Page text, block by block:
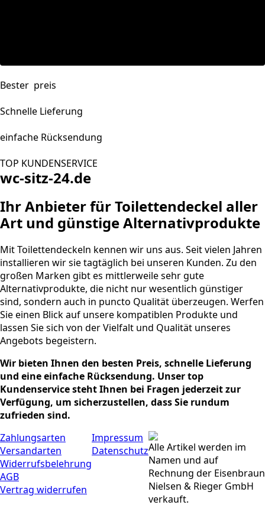
Bester preis
Schnelle Lieferung
einfache Rücksendung
TOP KUNDENSERVICE
wc-sitz-24.de
Ihr Anbieter für Toilettendeckel aller
Art und günstige Alternativprodukte
Mit Toilettendeckeln kennen wir uns aus. Seit vielen Jahren
installieren wir sie tagtäglich bei unseren Kunden. Zu den
großen Marken gibt es mittlerweile sehr gute
Alternativprodukte, die nicht nur wesentlich günstiger
sind, sondern auch in puncto Qualität überzeugen. Werfen
Sie einen Blick auf unsere kompatiblen Produkte und
lassen Sie sich von der Vielfalt und Qualität unseres
Angebots begeistern.
Wir bieten Ihnen den besten Preis, schnelle Lieferung
und eine einfache Rücksendung. Unser top
Kundenservice steht Ihnen bei Fragen jederzeit zur
Verfügung, um sicherzustellen, dass Sie rundum
zufrieden sind.
Zahlungsarten
Versandarten
Widerrufsbelehrung
AGB
Vertrag widerrufen
Impressum
DatenschutzAlle Artikel werden im
Namen und auf
Rechnung der Eisenbraun
Nielsen & Rieger GmbH
verkauft.